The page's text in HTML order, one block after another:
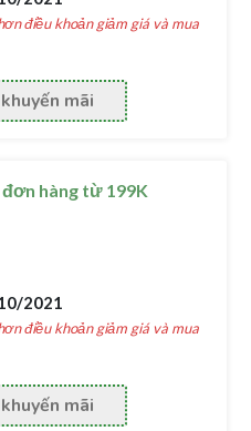
điều khoản giảm giá và mua
mãi
hàng từ 199K
2021
điều khoản giảm giá và mua
mãi